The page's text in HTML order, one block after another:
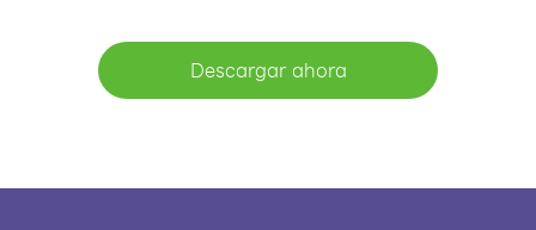
Descargar ahora